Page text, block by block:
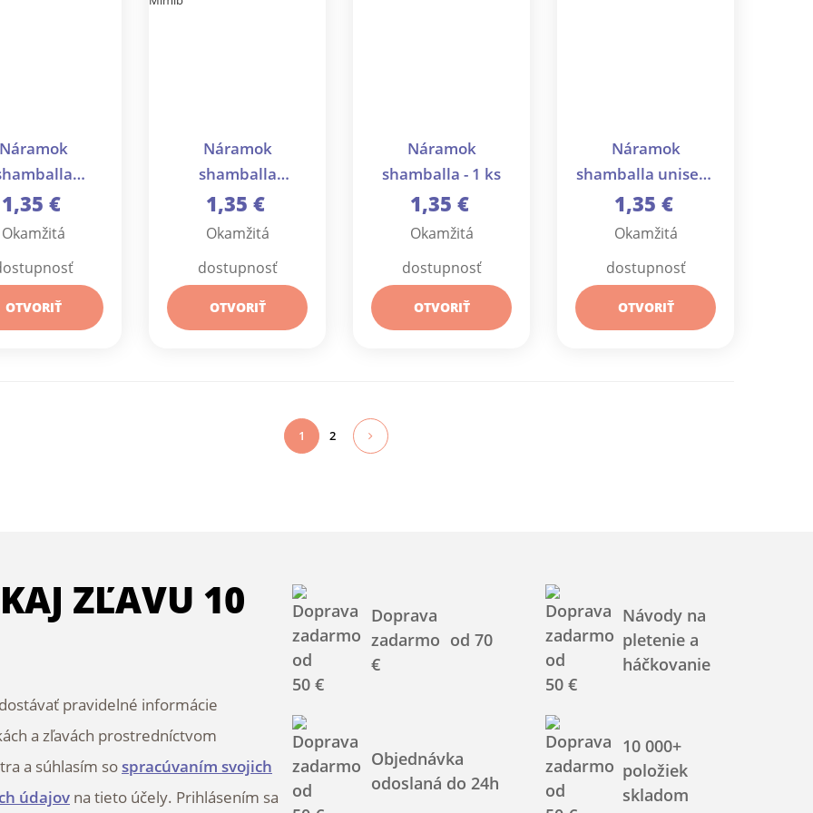
Náramok
korálky s
- 1 ks
1,35 €
Okamžitá
OTVORIŤ
Náramok
shamballa
brúsené korálky s
AB efektom - 1 ks
1,35 €
Okamžitá
dostupnosť
OTVORIŤ
Náramok
shamballa - 1 ks
1,35 €
Okamžitá
dostupnosť
OTVORIŤ
Náramok
shamballa unisex -
1 ks
1,35 €
Okamžitá
dostupnosť
OTVORIŤ
1 2
ZĽAVU 10
pravidelné informácie
a zľavách prostredníctvom
a súhlasím sospracúvaním svojich
údajov na tieto účely. Prihlásením sa
Doprava
zadarmo od 70
€
Návody na
pletenie a
háčkovanie
Objednávka
odoslaná do 24h
10 000+
položiek
skladom